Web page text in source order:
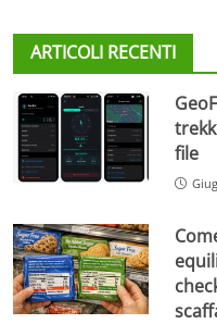
ARTICOLI RECENTI
file